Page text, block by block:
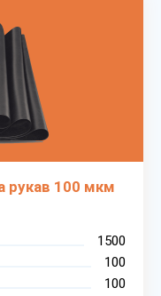
рукав 100 мкм
1500
100
100